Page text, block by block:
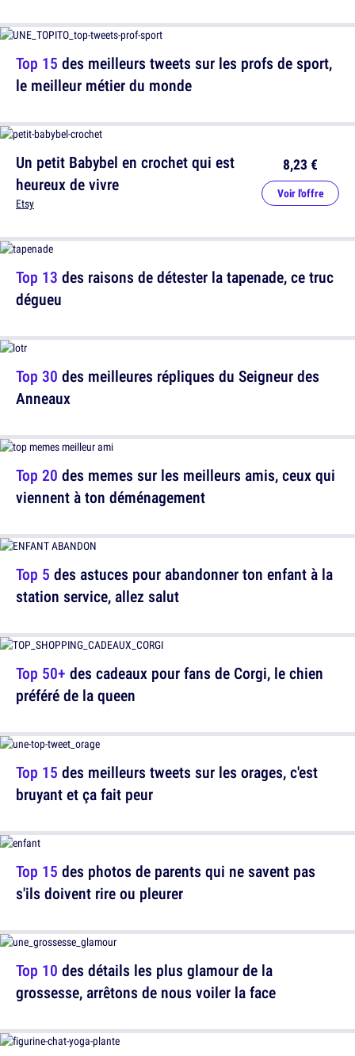
Un petit Babybel en crochet qui est
heureux de vivre
Etsy
8,23 €
Voir l'offre
Top 30 des meilleures répliques du Seigneur des
Anneaux
Top 5 des astuces pour abandonner ton enfant à la
station service, allez salut
Top 15 des meilleurs tweets sur les orages, c'est
bruyant et ça fait peur
Top 10 des détails les plus glamour de la
grossesse, arrêtons de nous voiler la face
Top 15 des meilleurs tweets sur les profs de sport,
le meilleur métier du monde
Top 13 des raisons de détester la tapenade, ce truc
dégueu
Top 20 des memes sur les meilleurs amis, ceux qui
viennent à ton déménagement
Top 50+ des cadeaux pour fans de Corgi, le chien
préféré de la queen
Top 15 des photos de parents qui ne savent pas
s'ils doivent rire ou pleurer